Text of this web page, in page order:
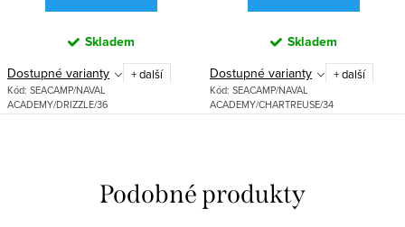
Skladem
Dostupné varianty + další
Kód: SEACAMP/NAVAL
ACADEMY/DRIZZLE/36
Skladem
Dostupné varianty + další
Kód: SEACAMP/NAVAL
ACADEMY/CHARTREUSE/34